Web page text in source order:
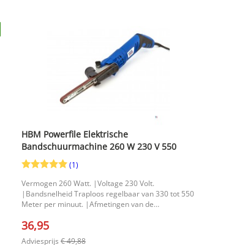
HBM Powerfile Elektrische
Bandschuurmachine 260 W 230 V 550
m/min voor Hout, 75 mm, korrel 80
(1)
Vermogen 260 Watt. |Voltage 230 Volt.
|Bandsnelheid Traploos regelbaar van 330 tot 550
Meter per minuut. |Afmetingen van de
machine 480 x 75 x 60 mm. |
36,95
Adviesprijs € 49,88